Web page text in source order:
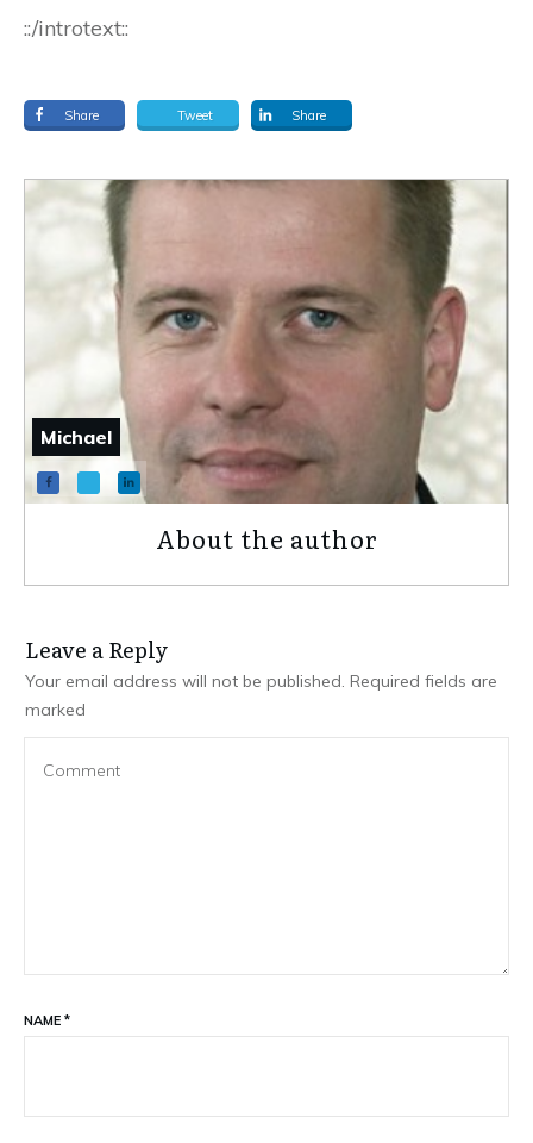
::/introtext::
Share Tweet Share
Michael
About the author
Leave a Repl​​​​​y
Your email address will not be published. Required fields are
marked
NAME *